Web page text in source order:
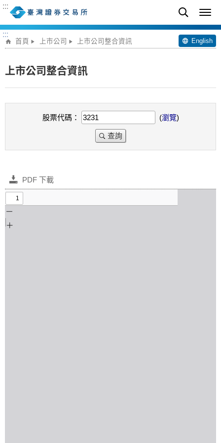
:::
:::
首頁 上市公司 上市公司整合資訊 English
上市公司整合資訊
股票代碼： (瀏覽)
查詢
PDF 下載